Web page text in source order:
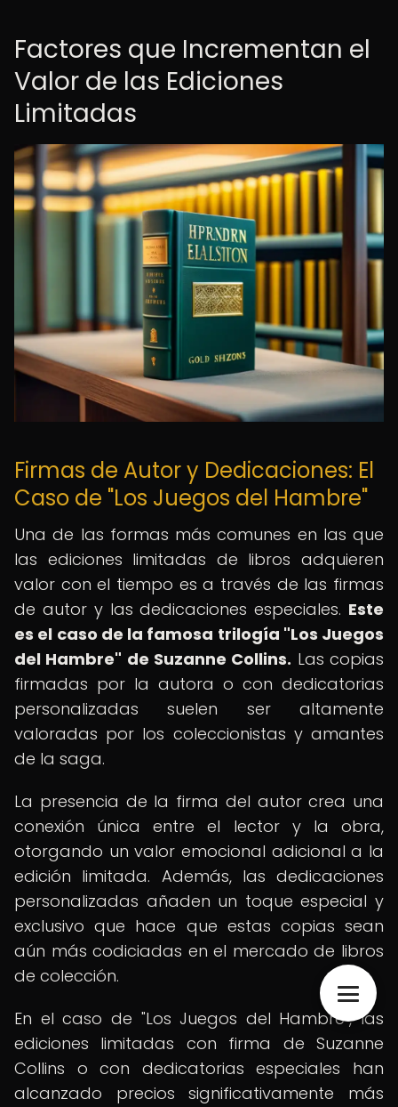
Factores que Incrementan el
Valor de las Ediciones
Limitadas
Firmas de Autor y Dedicaciones: El
Caso de "Los Juegos del Hambre"
Una de las formas más comunes en las que
las ediciones limitadas de libros adquieren
valor con el tiempo es a través de las firmas
de autor y las dedicaciones especiales. Este
es el caso de la famosa trilogía "Los Juegos
del Hambre" de Suzanne Collins. Las copias
firmadas por la autora o con dedicatorias
personalizadas suelen ser altamente
valoradas por los coleccionistas y amantes
de la saga.
La presencia de la firma del autor crea una
conexión única entre el lector y la obra,
otorgando un valor emocional adicional a la
edición limitada. Además, las dedicaciones
personalizadas añaden un toque especial y
exclusivo que hace que estas copias sean
aún más codiciadas en el mercado de libros
de colección.
En el caso de "Los Juegos del Hambre", las
ediciones limitadas con firma de Suzanne
Collins o con dedicatorias especiales han
alcanzado precios significativamente más